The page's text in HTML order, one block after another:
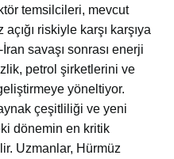
temsilcileri, mevcut
riskiyle karşı karşıya
savaşı sonrası enerji
petrol şirketlerini ve
yöneltiyor.
çeşitliliği ve yeni
dönemin en kritik
Uzmanlar, Hürmüz